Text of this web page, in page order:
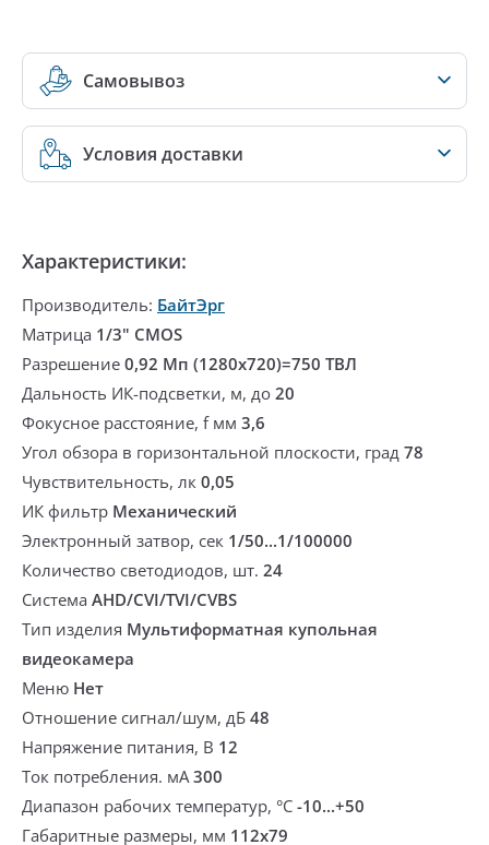
Самовывоз
Условия доставки
Характеристики:
Производитель: БайтЭрг
Матрица 1/3" CMOS
Разрешение 0,92 Мп (1280x720)=750 ТВЛ
Дальность ИК-подсветки, м, до 20
Фокусное расстояние, f мм 3,6
Угол обзора в горизонтальной плоскости, град 78
Чувствительность, лк 0,05
ИК фильтр Механический
Электронный затвор, сек 1/50...1/100000
Количество светодиодов, шт. 24
Система AHD/CVI/TVI/CVBS
Тип изделия Мультиформатная купольная
видеокамера
Меню Нет
Отношение сигнал/шум, дБ 48
Напряжение питания, В 12
Ток потребления. мА300
Диапазон рабочих температур, °С -10...+50
Габаритные размеры, мм 112x79